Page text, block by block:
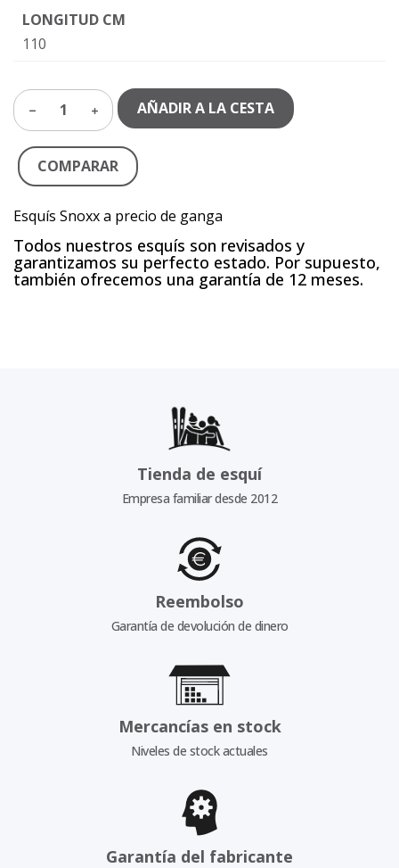
LONGITUD CM
110
1 AÑADIR A LA CESTA
COMPARAR
Esquís Snoxx a precio de ganga
Todos nuestros esquís son revisados y
garantizamos su perfecto estado. Por supuesto,
también ofrecemos una garantía de 12 meses.
Tienda de esquí
Empresa familiar desde 2012
Reembolso
Garantía de devolución de dinero
Mercancías en stock
Niveles de stock actuales
Garantía del fabricante